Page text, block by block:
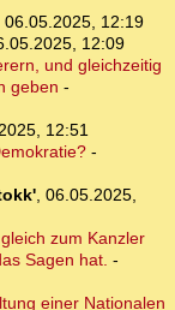
06.05.2025, 12:19
12:09
und gleichzeitig
geben -
12:51
-
, 06.05.2025,
zum Kanzler
Sagen hat. -
einer Nationalen